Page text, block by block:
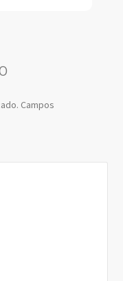
Campos